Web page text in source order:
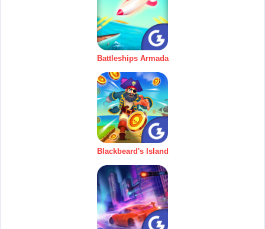
Battleships Armada
Blackbeard's Island